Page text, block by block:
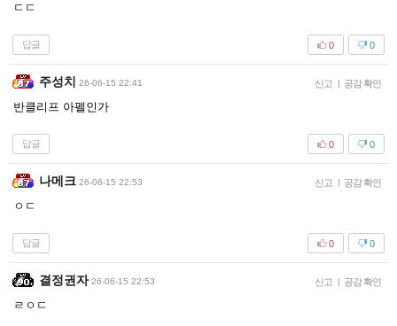
ㄷㄷ
답글 0
0
주성치 26-06-15 22:41 신고 | 공감 확인
반클리프 아펠인가
답글 0
0
나메크 26-06-15 22:53 신고 | 공감 확인
ㅇㄷ
답글 0
0
결정권자 26-06-15 22:53 신고 | 공감 확인
ㄹㅇㄷ